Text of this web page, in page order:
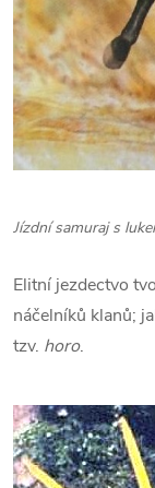
Jízdní samuraj s
Elitní jezdectvo
náčelníků klanů;
tzv. horo.